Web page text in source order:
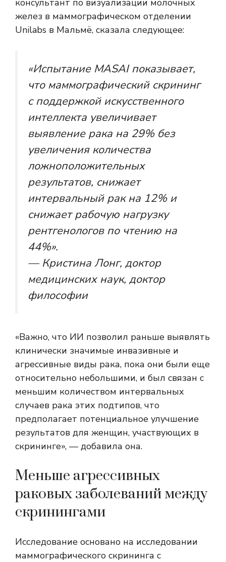
консультант по визуализации молочных
желез в маммографическом отделении
Unilabs в Мальмё, сказала следующее:
«Испытание MASAI показывает,
что маммографический скрининг
с поддержкой искусственного
интеллекта увеличивает
выявление рака на 29% без
увеличения количества
ложноположительных
результатов, снижает
интервальный рак на 12% и
снижает рабочую нагрузку
рентгенологов по чтению на
44%».
— Кристина Лонг, доктор
медицинских наук, доктор
философии
«Важно, что ИИ позволил раньше выявлять
клинически значимые инвазивные и
агрессивные виды рака, пока они были еще
относительно небольшими, и был связан с
меньшим количеством интервальных
случаев рака этих подтипов, что
предполагает потенциальное улучшение
результатов для женщин, участвующих в
скрининге», — добавила она.
Меньше агрессивных
раковых заболеваний между
скринингами
Исследование основано на исследовании
маммографического скрининга с